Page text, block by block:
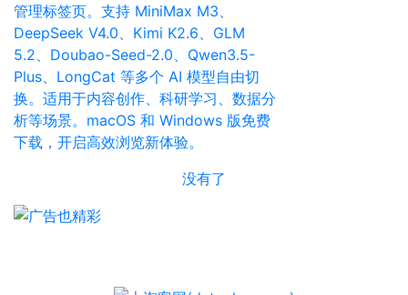
管理标签页。支持 MiniMax M3、
DeepSeek V4.0、Kimi K2.6、GLM
5.2、Doubao-Seed-2.0、Qwen3.5-
Plus、LongCat 等多个 AI 模型自由切
换。适用于内容创作、科研学习、数据分
析等场景。macOS 和 Windows 版免费
下载，开启高效浏览新体验。
没有了